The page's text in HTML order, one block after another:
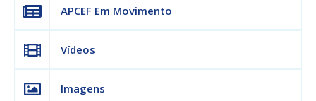
APCEF Em Movimento
Vídeos
Imagens